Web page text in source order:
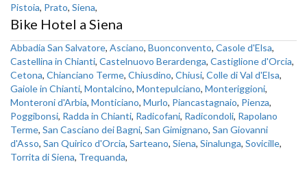
Pistoia, Prato, Siena,
Bike Hotel a Siena
Abbadia San Salvatore, Asciano, Buonconvento, Casole d'Elsa,
Castellina in Chianti, Castelnuovo Berardenga, Castiglione d'Orcia,
Cetona, Chianciano Terme, Chiusdino, Chiusi, Colle di Val d'Elsa,
Gaiole in Chianti, Montalcino, Montepulciano, Monteriggioni,
Monteroni d'Arbia, Monticiano, Murlo, Piancastagnaio, Pienza,
Poggibonsi, Radda in Chianti, Radicofani, Radicondoli, Rapolano
Terme, San Casciano dei Bagni, San Gimignano, San Giovanni
d'Asso, San Quirico d'Orcia, Sarteano, Siena, Sinalunga, Sovicille,
Torrita di Siena, Trequanda,